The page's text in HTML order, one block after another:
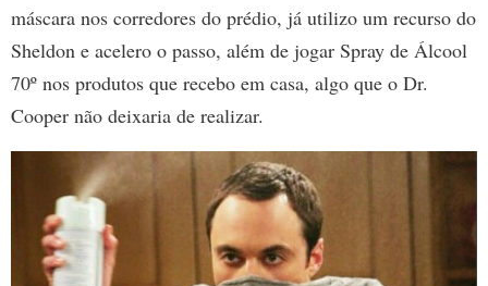
máscara nos corredores do prédio, já utilizo um recurso do
Sheldon e acelero o passo, além de jogar Spray de Álcool
70º nos produtos que recebo em casa, algo que o Dr.
Cooper não deixaria de realizar.